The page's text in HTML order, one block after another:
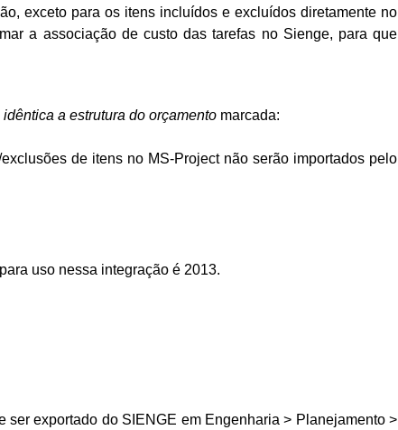
exceto para os itens incluídos e excluídos diretamente no
a associação de custo das tarefas no Sienge, para que
a estrutura do orçamento marcada:
de itens no MS-Project não serão importados pelo
uso nessa integração é 2013.
ser exportado do SIENGE em Engenharia > Planejamento >